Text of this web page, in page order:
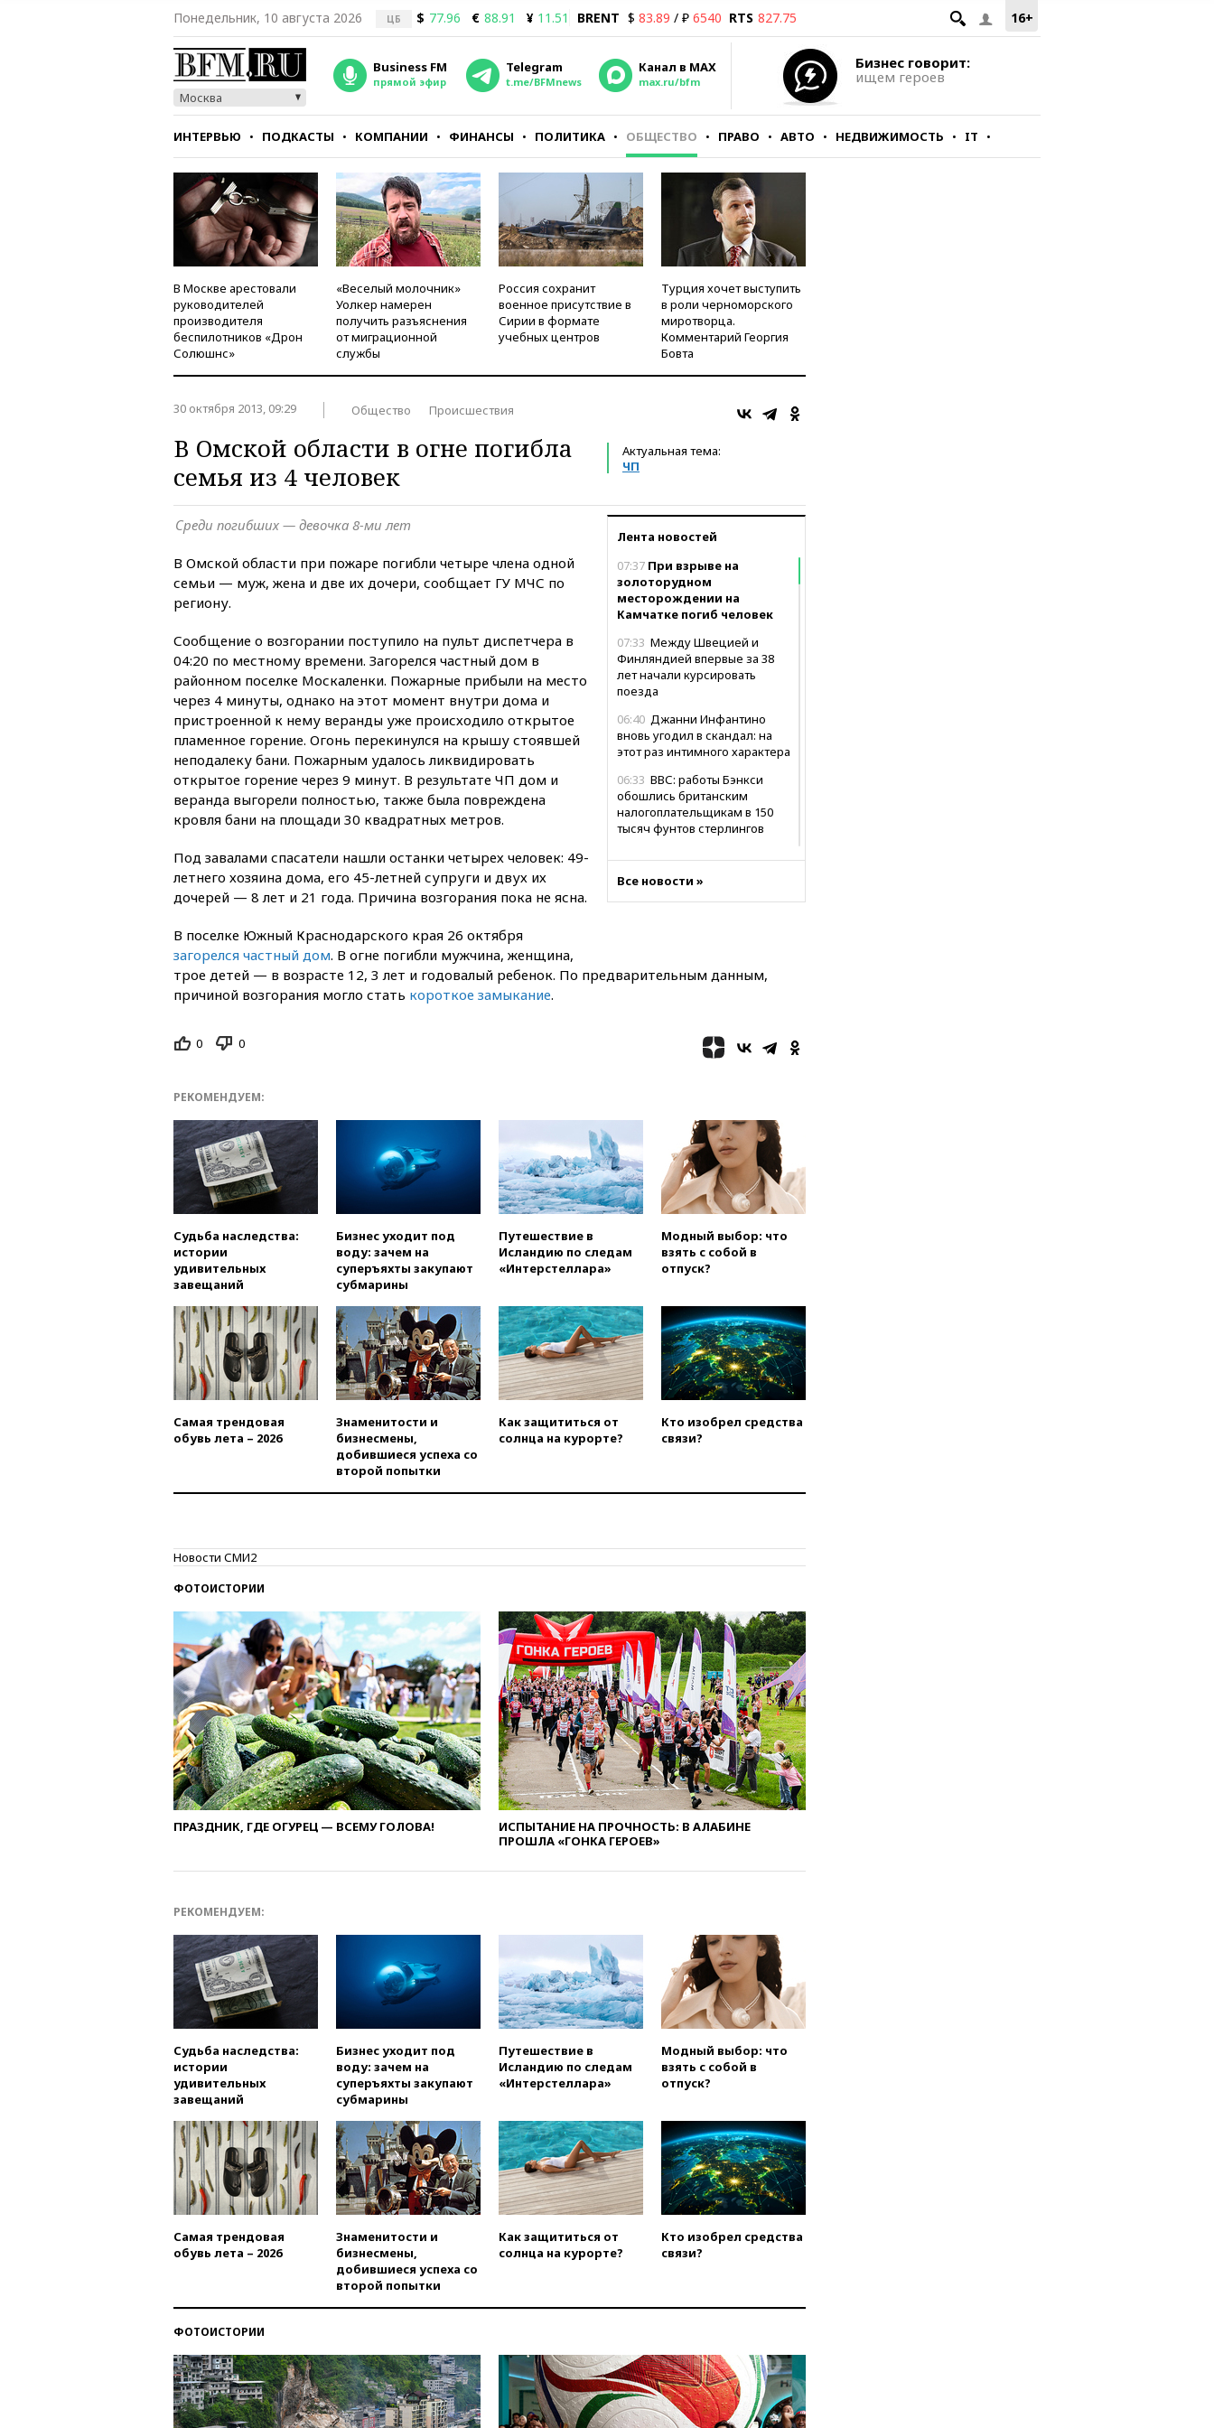
16+
Понедельник, 10 августа 2026 ЦБ $ 77.96 € 88.91 ¥ 11.51 BRENT $ 83.89 / ₽ 6540 RTS 827.75
Москва
Business FM
прямой эфир
Telegram
t.me/BFMnews
Канал в MAX
max.ru/bfm
Бизнес говорит:
ищем героев
ИНТЕРВЬЮ ПОДКАСТЫ КОМПАНИИ ФИНАНСЫ ПОЛИТИКА ОБЩЕСТВО ПРАВО АВТО НЕДВИЖИМОСТЬ IT
СТИЛЬ ТЕСТЫ
В Москве арестовали
руководителей
производителя
беспилотников «Дрон
Солюшнс»
«Веселый молочник»
Уолкер намерен
получить разъяснения
от миграционной
службы
Россия сохранит
военное присутствие в
Сирии в формате
учебных центров
Турция хочет выступить
в роли черноморского
миротворца.
Комментарий Георгия
Бовта
30 октября 2013, 09:29 Общество Происшествия
Актуальная тема:
ЧП
В Омской области в огне погибла
семья из 4 человек
Лента новостей
07:37 При взрыве на
золоторудном
месторождении на
Камчатке погиб человек
07:33 Между Швецией и
Финляндией впервые за 38
лет начали курсировать
поезда
06:40 Джанни Инфантино
вновь угодил в скандал: на
этот раз интимного характера
06:33 ВВС: работы Бэнкси
обошлись британским
налогоплательщикам в 150
тысяч фунтов стерлингов
вскладчину
01:20 Bloomberg: Пентагон
CNBC: Burger King вышел
на второе место среди сетей
купол» в этом году
вчера, 22:39European Aquatics:
у России есть право провести
ЧЕ по водным видам спорта в
2028 году
вчера, 21:43В Москве
начались испытания
беспилотного поезда
вчера, 21:12«Зенит» проиграл
дебютанту РПЛ «Родине» со
счетом 1:2
вчера, 20:44WSJ: Трамп уже
готов прекратить войну с
Ираном без ядерной сделки
вчера, 20:12 Финляндия не
вчера, 19:42МВД намерено
оперативно нарастить
производство вооружений
вчера, 18:54ТАСС: Украина
лишится половины аграрного
экспорта из-за простоя в
портах Одессы
вчера, 18:18БПЛА повторно
атаковали Белгород
вчера, 17:42Израиль отверг
план Совета мира о выводе
вчера, 17:13
договорились о присутствии
российских военных баз в
республике
вчера, 16:16Bloomberg: США
потратят 400 млн долларов на
противодроновые лазеры
вчера, 15:48Reuters:
европейский аналог Starlink
IRIS2 может появиться в 2029
вчера, 15:46«Росатом»
возвращает специалистов в
Иран на АЭС «Бушер»
вчера, 15:15В Москве
арестованы два руководителя
производителя БПЛА
вчера, 14:50 Лионель Месси
вчера, 13:47Welt am Sonntag:
ЕС нарастил импорт
российского СПГ
Все новости »
Среди погибших — девочка 8-ми лет
В Омской области при пожаре погибли четыре члена одной
семьи — муж, жена и две их дочери, сообщает ГУ МЧС по
региону.
Сообщение о возгорании поступило на пульт диспетчера в
04:20 по местному времени. Загорелся частный дом в
районном поселке Москаленки. Пожарные прибыли на место
через 4 минуты, однако на этот момент внутри дома и
пристроенной к нему веранды уже происходило открытое
пламенное горение. Огонь перекинулся на крышу стоявшей
неподалеку бани. Пожарным удалось ликвидировать
открытое горение через 9 минут. В результате ЧП дом и
веранда выгорели полностью, также была повреждена
кровля бани на площади 30 квадратных метров.
Под завалами спасатели нашли останки четырех человек: 49-
летнего хозяина дома, его 45-летней супруги и двух их
дочерей — 8 лет и 21 года. Причина возгорания пока не ясна.
В поселке Южный Краснодарского края 26 октября
загорелся частный дом. В огне погибли мужчина, женщина,
трое детей — в возрасте 12, 3 лет и годовалый ребенок. По предварительным данным,
причиной возгорания могло стать короткое замыкание.
0 0
РЕКОМЕНДУЕМ:
Судьба наследства:
истории
удивительных
завещаний
Бизнес уходит под
воду: зачем на
суперъяхты закупают
субмарины
Путешествие в
Исландию по следам
«Интерстеллара»
Модный выбор: что
взять с собой в
отпуск?
Самая трендовая
обувь лета – 2026
Знаменитости и
бизнесмены,
добившиеся успеха со
второй попытки
Как защититься от
солнца на курорте?
Кто изобрел средства
связи?
Новости СМИ2
ФОТОИСТОРИИ
ПРАЗДНИК, ГДЕ ОГУРЕЦ — ВСЕМУ ГОЛОВА!
ИСПЫТАНИЕ НА ПРОЧНОСТЬ: В АЛАБИНЕ
ПРОШЛА «ГОНКА ГЕРОЕВ»
РЕКОМЕНДУЕМ:
Судьба наследства:
истории
удивительных
завещаний
Бизнес уходит под
воду: зачем на
суперъяхты закупают
субмарины
Путешествие в
Исландию по следам
«Интерстеллара»
Модный выбор: что
взять с собой в
отпуск?
Самая трендовая
обувь лета – 2026
Знаменитости и
бизнесмены,
добившиеся успеха со
второй попытки
Как защититься от
солнца на курорте?
Кто изобрел средства
связи?
ФОТОИСТОРИИ